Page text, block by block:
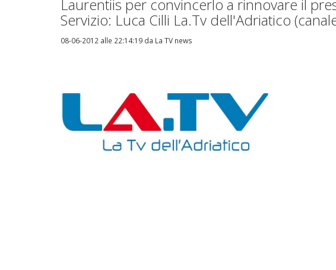
Laurentiis per convincerlo a rinnovare il
Servizio: Luca Cilli La.Tv dell'Adriatico
08-06-2012 alle 22:14:19 da La TV news